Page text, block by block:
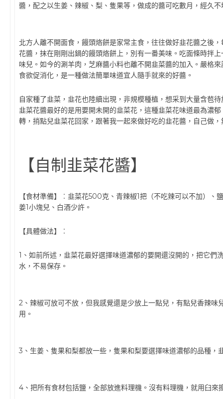
醬，配之以生姜、辣椒、梨、隻果等，做成的醬可吃數月，經久
北方人離不開面食，饅頭烙餅是家常主食，往往做好韭花醬之後
花醬，抹在剛剛出鍋的饅頭烙餅上，別有一番美味。吃面條時拌
味兒。如今的涮羊肉，芝麻醬小料也離不開韭菜醬的加入。嚴格
食欲促消化，是一種做法簡單味道宜人隨手就來的好醬。
自家種了韭菜，韭花也陸續出現，非規模種植，想采到大量含苞
韭菜花醬最好的是用要開未開的韭菜花，這種韭菜花味道最為濃
轉，捎點兒韭菜花回家，跟著我一起來做好吃的韭花醬，自己做
【自制韭菜花醬】
【食材準備】︰韭菜花500克、青辣椒1把（不吃辣可以不加）、
姜1小塊兒、白酒少許。
【具體做法】︰
1、如前所述，韭菜花最好選擇味道濃郁的要開還沒開的，把它們
水，不易保存。
2、辣椒可放可不放，但我感覺還是少放上一點兒，有點兒香辣味
用。
3、生姜、隻果和梨都放一些，隻果和梨要選擇味道濃郁的品種，
4、把所有食材包括鹽，全部放進料理機。沒有料理機，就用臼來